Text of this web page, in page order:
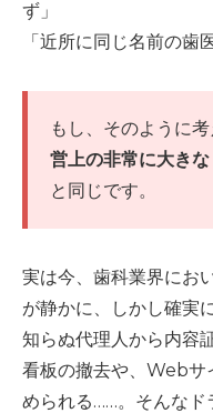
ず」
「近所に同じ名前の歯
もし、そのように
営上の非常に大きな
と同じです。
実は今、歯科業界にお
が静かに、しかし確実
知らぬ代理人から内容
看板の撤去や、Webサ
められる……。そんなド